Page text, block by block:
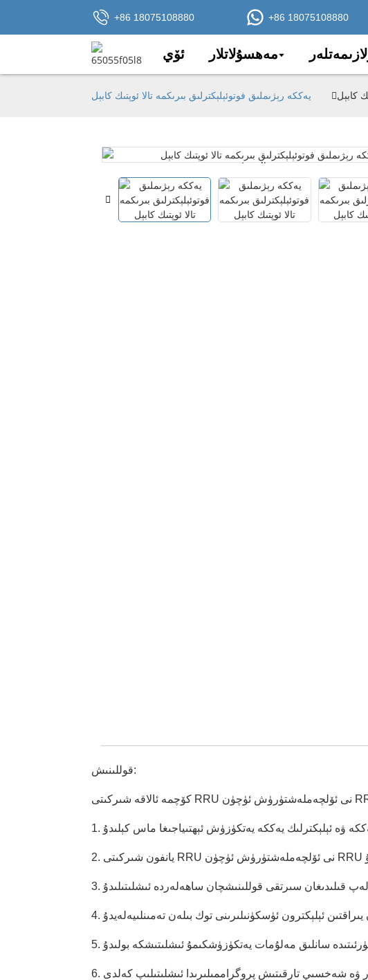
+86 18075108880 +86 18075108880
ئۆي مەھسۇلاتلار
كابېل يەككە رېژىملىق فوتوئېلېكترلىق بىرىكمە تالا ئوپتىك كابېل
Loading...
Loading...
قوللىنىش: